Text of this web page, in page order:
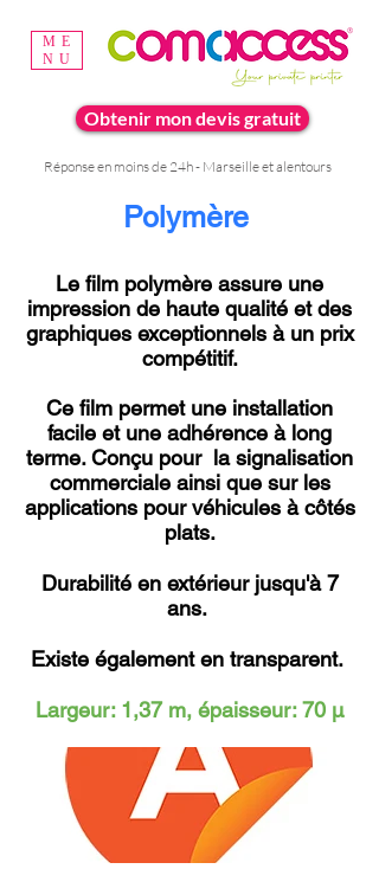
Obtenir mon devis gratuit
Réponse en moins de 24h - Marseille et alentours
ME
NU
Polymère
Le film polymère assure une
impression de haute qualité et des
graphiques exceptionnels à un prix
compétitif.
Ce film permet une installation
facile et une adhérence à long
terme. Conçu pour la signalisation
commerciale ainsi que sur les
applications pour véhicules à côtés
plats.
Durabilité en extérieur jusqu'à 7
ans.
Existe également en transparent.
Largeur: 1,37 m, épaisseur: 70 μ